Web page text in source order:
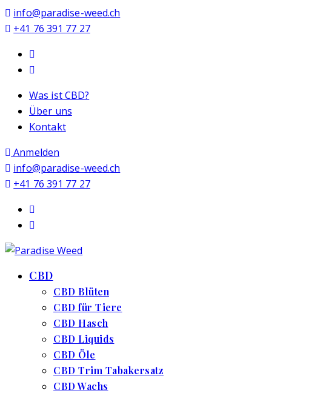
info@paradise-weed.ch
+41 76 391 77 27
Was ist CBD?
Über uns
Kontakt
Anmelden
info@paradise-weed.ch
+41 76 391 77 27
CBD
CBD Blüten
CBD für Tiere
CBD Hasch
CBD Liquids
CBD Öle
CBD Trim Tabakersatz
CBD Wachs